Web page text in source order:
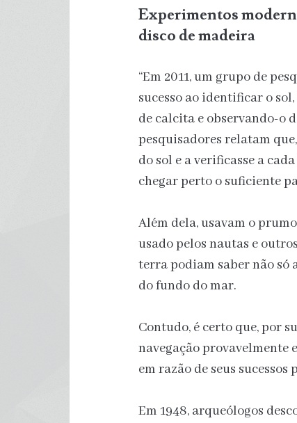
Experimentos
disco de madeira
“Em 2011, um grupo de
sucesso ao identificar o
de calcita e observando-o
pesquisadores relatam
do sol e a verificasse a
chegar perto o suficiente
Além dela, usavam o
usado pelos nautas e
terra podiam saber não
do fundo do mar.
Contudo, é certo que, por
navegação provavelmente
em razão de seus sucessos
Em 1948, arqueólogos